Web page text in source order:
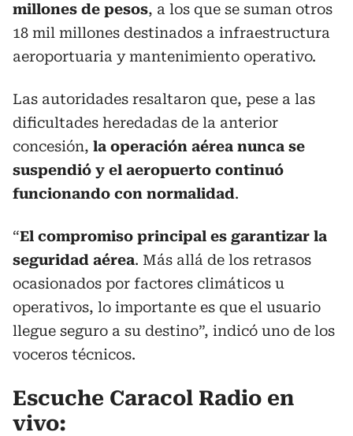
millones de pesos, a los que se suman otros
18 mil millones destinados a infraestructura
aeroportuaria y mantenimiento operativo.
Las autoridades resaltaron que, pese a las
dificultades heredadas de la anterior
concesión, la operación aérea nunca se
suspendió y el aeropuerto continuó
funcionando con normalidad.
“El compromiso principal es garantizar la
seguridad aérea. Más allá de los retrasos
ocasionados por factores climáticos u
operativos, lo importante es que el usuario
llegue seguro a su destino”, indicó uno de los
voceros técnicos.
Escuche Caracol Radio en
vivo: